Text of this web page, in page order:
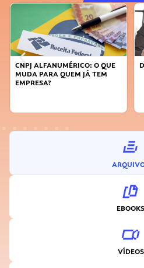
CNPJ ALFANUMÉRICO: O QUE
MUDA PARA QUEM JÁ TEM
EMPRESA?
EBOOKS
VÍDEOS